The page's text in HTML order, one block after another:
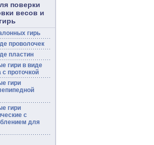
поверки
весов и
гирь
гирь
проволочек
пластин
гири в виде
проточкой
гири
гири
с
для